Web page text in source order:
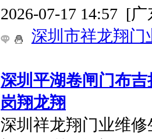
2026-07-17 14:57 [广
深圳市祥龙翔门
深圳平湖卷闸门布
岗翔龙翔
深圳祥龙翔门业维